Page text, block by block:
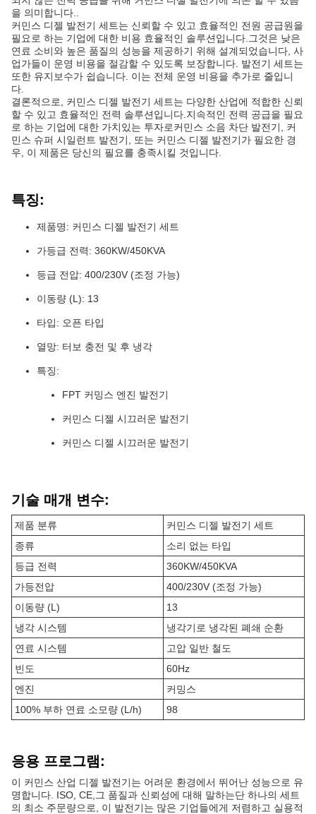
을 의미합니다..
커민스 디젤 발전기 세트는 신뢰할 수 있고 효율적인 전원 공급원을
필요로 하는 기업에 대한 비용 효율적인 솔루션입니다.그것은 낮은
연료 소비와 높은 품질의 성능을 제공하기 위해 설계되었습니다, 사
업가들이 운영 비용을 절감할 수 있도록 보장합니다. 발전기 세트는
또한 유지보수가 쉽습니다. 이는 전체 운영 비용을 추가로 줄입니
다.
결론적으로, 커민스 디젤 발전기 세트는 다양한 산업에 적합한 신뢰
할 수 있고 효율적인 전력 솔루션입니다.지속적인 전력 공급을 필요
로 하는 기업에 대한 가치있는 투자로커민스 소음 차단 발전기, 커
민스 슈퍼 시일런트 발전기, 또는 커민스 디젤 발전기가 필요한 경
우, 이 제품은 당신의 필요를 충족시킬 것입니다.
특징:
제품명: 커민스 디젤 발전기 세트
가등급 전력: 360KW/450KVA
등급 전압: 400/230V (조정 가능)
이동량 (L): 13
타입: 오픈 타입
열망: 터보 충전 및 후 냉각
특징:
FPT 커밍스 엔진 발전기
커민스 디젤 시끄러운 발전기
커민스 디젤 시끄러운 발전기
기술 매개 변수:
제품 분류
커민스 디젤 발전기 세트
종류
소리 없는 타입
등급 전력
360KW/450KVA
가등전압
400/230V (조정 가능)
이동량 (L)
13
냉각 시스템
냉각기로 냉각된 폐쇄 순환
연료 시스템
고압 일반 철도
빈도
60Hz
엔진
커밍스
100% 부하 연료 소모량 (L/h)
98
응용 프로그램:
이 커민스 산업 디젤 발전기는 어려운 환경에서 뛰어난 성능으로 유
명합니다. ISO, CE,그 품질과 신뢰성에 대해 말하는단 하나의 세트
의 최소 주문량으로, 이 발전기는 많은 기업들에게 저렴하고 실용적